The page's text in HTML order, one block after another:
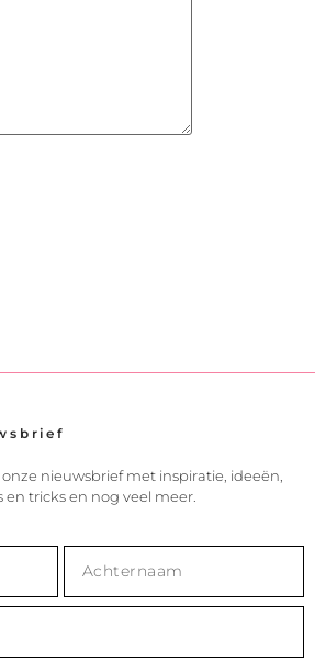
nieuwsbrief met inspiratie, ideeën,
en tricks en nog veel meer.